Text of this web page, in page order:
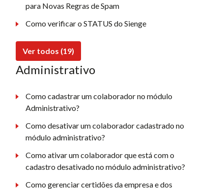
para Novas Regras de Spam
Como verificar o STATUS do Sienge
Ver todos (19)
Administrativo
Como cadastrar um colaborador no módulo
Administrativo?
Como desativar um colaborador cadastrado no
módulo administrativo?
Como ativar um colaborador que está com o
cadastro desativado no módulo administrativo?
Como gerenciar certidões da empresa e dos